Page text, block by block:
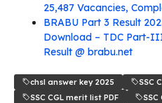
25,487 Vacancies,
BRABU Part 3 Result
Download – TDC Part-
Result @ brabu.net
chsl answer key 2025
SSC
SSC CGL merit list PDF
SSC